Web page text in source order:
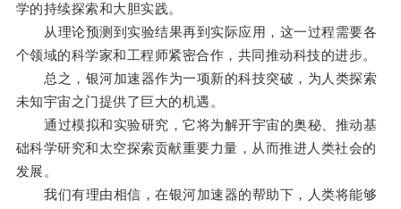
学的持续探索和大胆实践。
从理论预测到实验结果再到实际应用，这一过程需要各
个领域的科学家和工程师紧密合作，共同推动科技的进步。
总之，银河加速器作为一项新的科技突破，为人类探索
未知宇宙之门提供了巨大的机遇。
通过模拟和实验研究，它将为解开宇宙的奥秘、推动基
础科学研究和太空探索贡献重要力量，从而推进人类社会的
发展。
我们有理由相信，在银河加速器的帮助下，人类将能够